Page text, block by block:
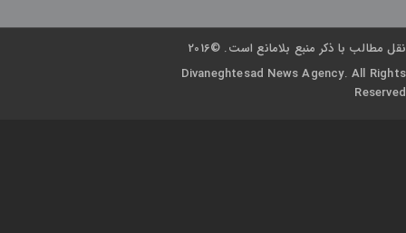
نقل مطالب با ذکر منبع بلامانع است. ©2016
Divaneghtesad News Agency. All Rights
Reserved